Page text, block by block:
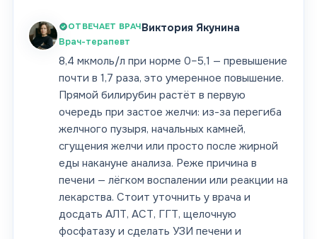
ОТВЕЧАЕТ ВРАЧВиктория Якунина
Врач-терапевт
8,4 мкмоль/л при норме 0–5,1 — превышение
почти в 1,7 раза, это умеренное повышение.
Прямой билирубин растёт в первую
очередь при застое желчи: из-за перегиба
желчного пузыря, начальных камней,
сгущения желчи или просто после жирной
еды накануне анализа. Реже причина в
печени — лёгком воспалении или реакции на
лекарства. Стоит уточнить у врача и
досдать АЛТ, АСТ, ГГТ, щелочную
фосфатазу и сделать УЗИ печени и